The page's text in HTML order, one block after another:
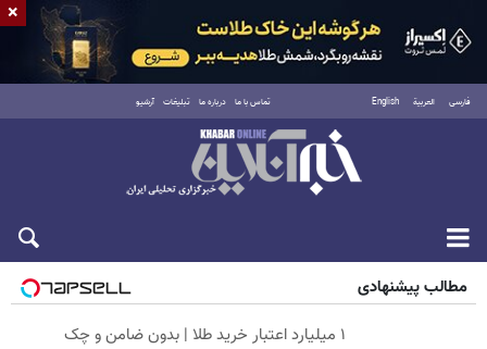
فارسی العربية English تماس با ما درباره ما تبلیغات آرشیو
جمعه ۱۶ مرداد ۱۴۰۵
مطالب پیشنهادی
۱ میلیارد اعتبار خرید طلا | بدون ضامن و چک
×